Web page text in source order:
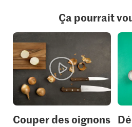
Ça pourrait
Couper des oignons